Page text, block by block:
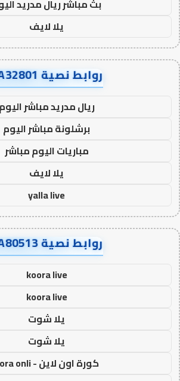
بث مباشر ريال مدريد
يلا لايف
روابط نصية AA32801
ريال مدريد مباشر اليوم
برشلونة مباشر اليوم
مباريات اليوم مباشر
يلا لايف
yalla live
روابط نصية AA80513
koora live
koora live
يلا شوت
يلا شوت
كورة اون لاين - kora onli